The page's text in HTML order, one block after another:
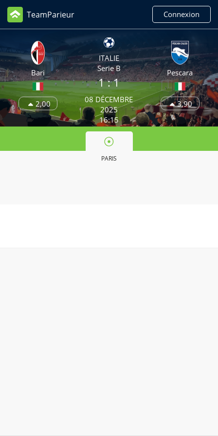
TeamParieur Connexion
Bari
2,00
ITALIE
Serie B
1 : 1
08 DÉCEMBRE
2025
16:15
Pescara
3,90
PARIS